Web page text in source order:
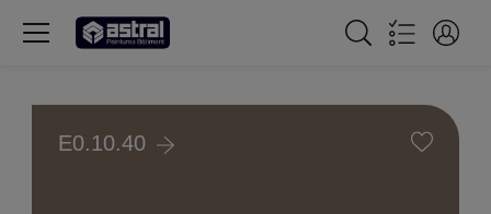
E0.10.40